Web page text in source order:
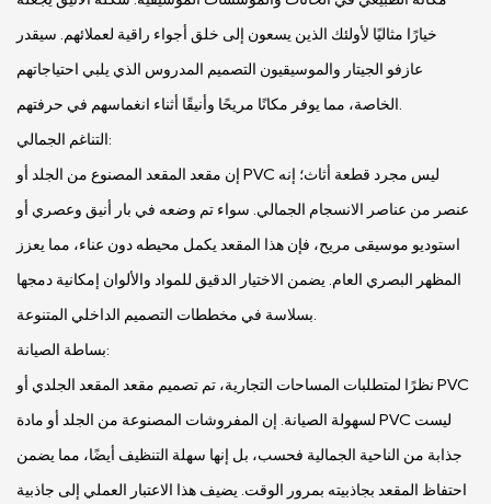
خيارًا مثاليًا لأولئك الذين يسعون إلى خلق أجواء راقية لعملائهم. سيقدر
عازفو الجيتار والموسيقيون التصميم المدروس الذي يلبي احتياجاتهم
التناغم الجمالي:
إن مقعد المقعد المصنوع من الجلد أو PVC ليس مجرد قطعة أثاث؛ إنه
عنصر من عناصر الانسجام الجمالي. سواء تم وضعه في بار أنيق وعصري أو
استوديو موسيقى مريح، فإن هذا المقعد يكمل محيطه دون عناء، مما يعزز
المظهر البصري العام. يضمن الاختيار الدقيق للمواد والألوان إمكانية دمجها
بساطة الصيانة:
نظرًا لمتطلبات المساحات التجارية، تم تصميم مقعد المقعد الجلدي أو PVC
لسهولة الصيانة. إن المفروشات المصنوعة من الجلد أو مادة PVC ليست
جذابة من الناحية الجمالية فحسب، بل إنها سهلة التنظيف أيضًا، مما يضمن
احتفاظ المقعد بجاذبيته بمرور الوقت. يضيف هذا الاعتبار العملي إلى جاذبية